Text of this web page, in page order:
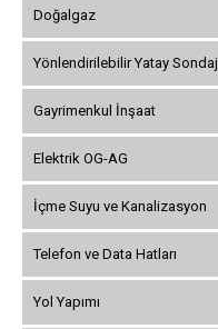
Doğalgaz
Yönlendirilebilir Yatay Sondaj
Gayrimenkul İnşaat
Elektrik OG-AG
İçme Suyu ve Kanalizasyon
Telefon ve Data Hatları
Yol Yapımı